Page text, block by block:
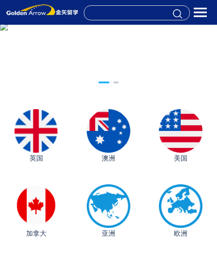
英国 澳洲 美国
加拿大 亚洲 欧洲